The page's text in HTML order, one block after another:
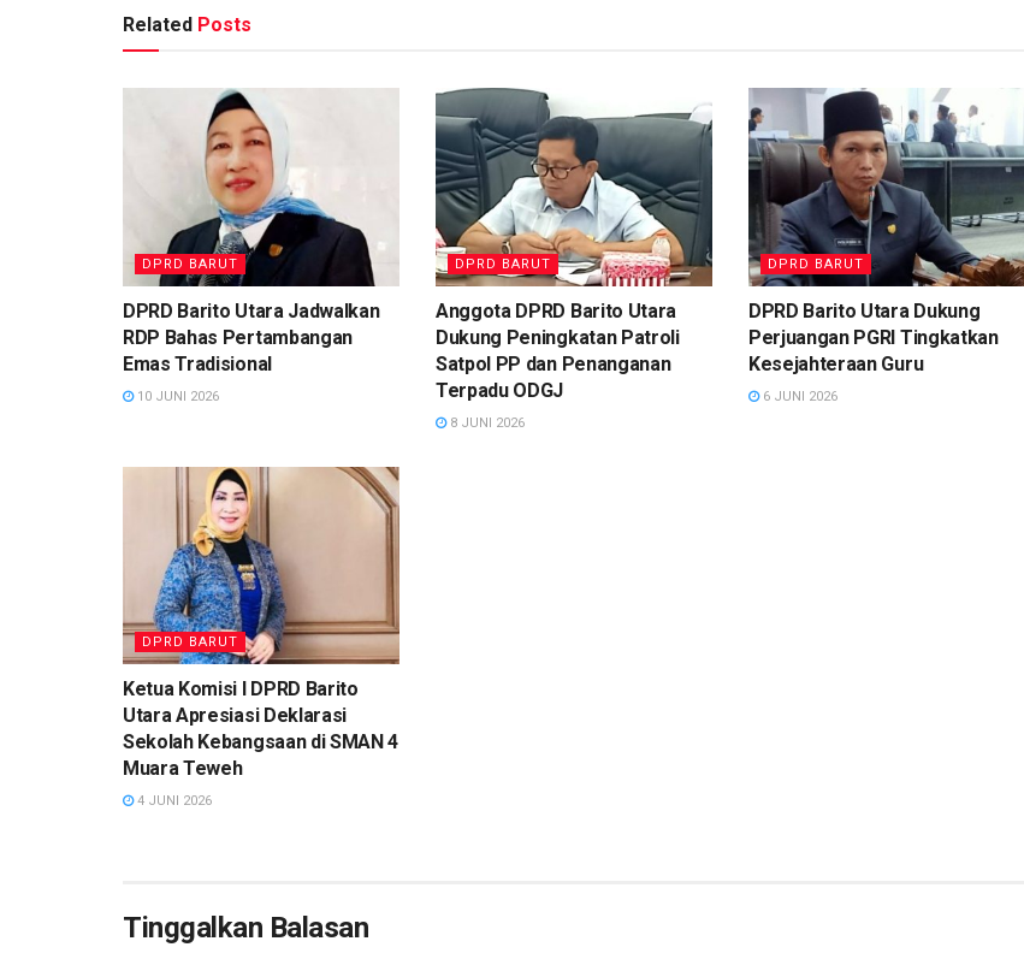
Related Posts
DPRD BARUT
DPRD Barito Utara Jadwalkan
RDP Bahas Pertambangan
Emas Tradisional
10 JUNI 2026
DPRD BARUT
Anggota DPRD Barito Utara
Dukung Peningkatan Patroli
Satpol PP dan Penanganan
Terpadu ODGJ
8 JUNI 2026
DPRD BARUT
DPRD Barito Utara Dukung
Perjuangan PGRI Tingkatkan
Kesejahteraan Guru
6 JUNI 2026
DPRD BARUT
Ketua Komisi I DPRD Barito
Utara Apresiasi Deklarasi
Sekolah Kebangsaan di SMAN 4
Muara Teweh
4 JUNI 2026
Tinggalkan Balasan